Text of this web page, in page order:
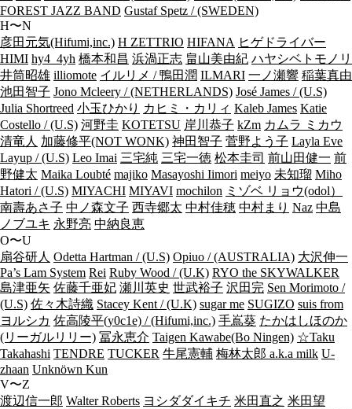
FOREST JAZZ BAND Gustaf Spetz / (SWEDEN)
H〜N
彦田元気(Hifumi,inc.) H ZETTRIO HIFANA ヒゲドライバー
HIMI hy4_4yh 橋本和昌 浜渦正志 畠山美由紀 ハヤシベトモノリ
井筒昭雄 illiomote イルリメ / 鴨田潤 ILMARI 一ノ瀬響 稲葉真由
池田智子 Jono Mcleery / (NETHERLANDS) José James / (U.S)
Julia Shortreed 小玉ひかり カヒミ・カリィ Kaleb James Katie
Costello / (U.S) 河野圭 KOTETSU 岸川恭子 kZm カムラ ミカウ
清竜人 加藤修平(NOT WONK) 神田智子 菅野よう子 Layla Eve
Layup / (U.S) Leo Imai 三宅純 三宅一徳 松本圭司 前山田健一 前
野健太 Maika Loubté majiko Masayoshi Iimori meiyo 未知瑠 Miho
Hatori / (U.S) MIYACHI MIYAVI mochilon ミゾベ リョウ(odol）
南壽あさ子 中ノ森文子 西寺郷太 中村佳穂 中村まり Naz 中島
ノブユキ 永野亮 中納良恵
O〜U
扇谷研人 Odetta Hartman / (U.S) Opiuo / (AUSTRALIA) 大沢伸一
Pa’s Lam System Rei Ruby Wood / (U.K) RYO the SKYWALKER
島津亜矢 佐藤千亜妃 瀬川英史 世武裕子 沢田完 Sen Morimoto /
(U.S) 佐々木詩織 Stacey Kent / (U.K) sugar me SUGIZO suis from
ヨルシカ 佐高陵平(y0c1e) / (Hifumi,inc.) 手嶌葵 たかはしほのか
(リーガルリリー) 冨永恵介 Taigen Kawabe(Bo Ningen) ☆Taku
Takahashi TENDRE TUCKER 牛尾憲輔 梅林太郎 a.k.a milk U-
zhaan Unknöwn Kun
V〜Z
渡辺信一郎 Walter Roberts ヨシダダイキチ 米田直之 米田望